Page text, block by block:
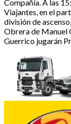
Compañía. A las
Viajantes, en el
división de
Obrera de Manuel
Guerrico jugarán